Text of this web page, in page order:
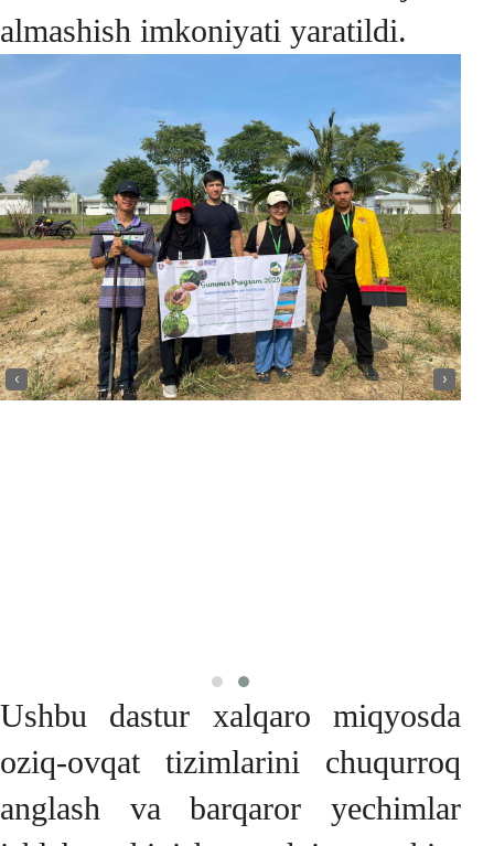
almashish imkoniyati yaratildi.
‹ ›
Ushbu dastur xalqaro miqyosda
oziq-ovqat tizimlarini chuqurroq
anglash va barqaror yechimlar